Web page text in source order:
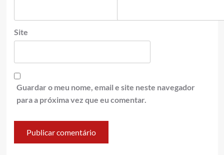
Site
Guardar o meu nome, email e site neste navegador
para a próxima vez que eu comentar.